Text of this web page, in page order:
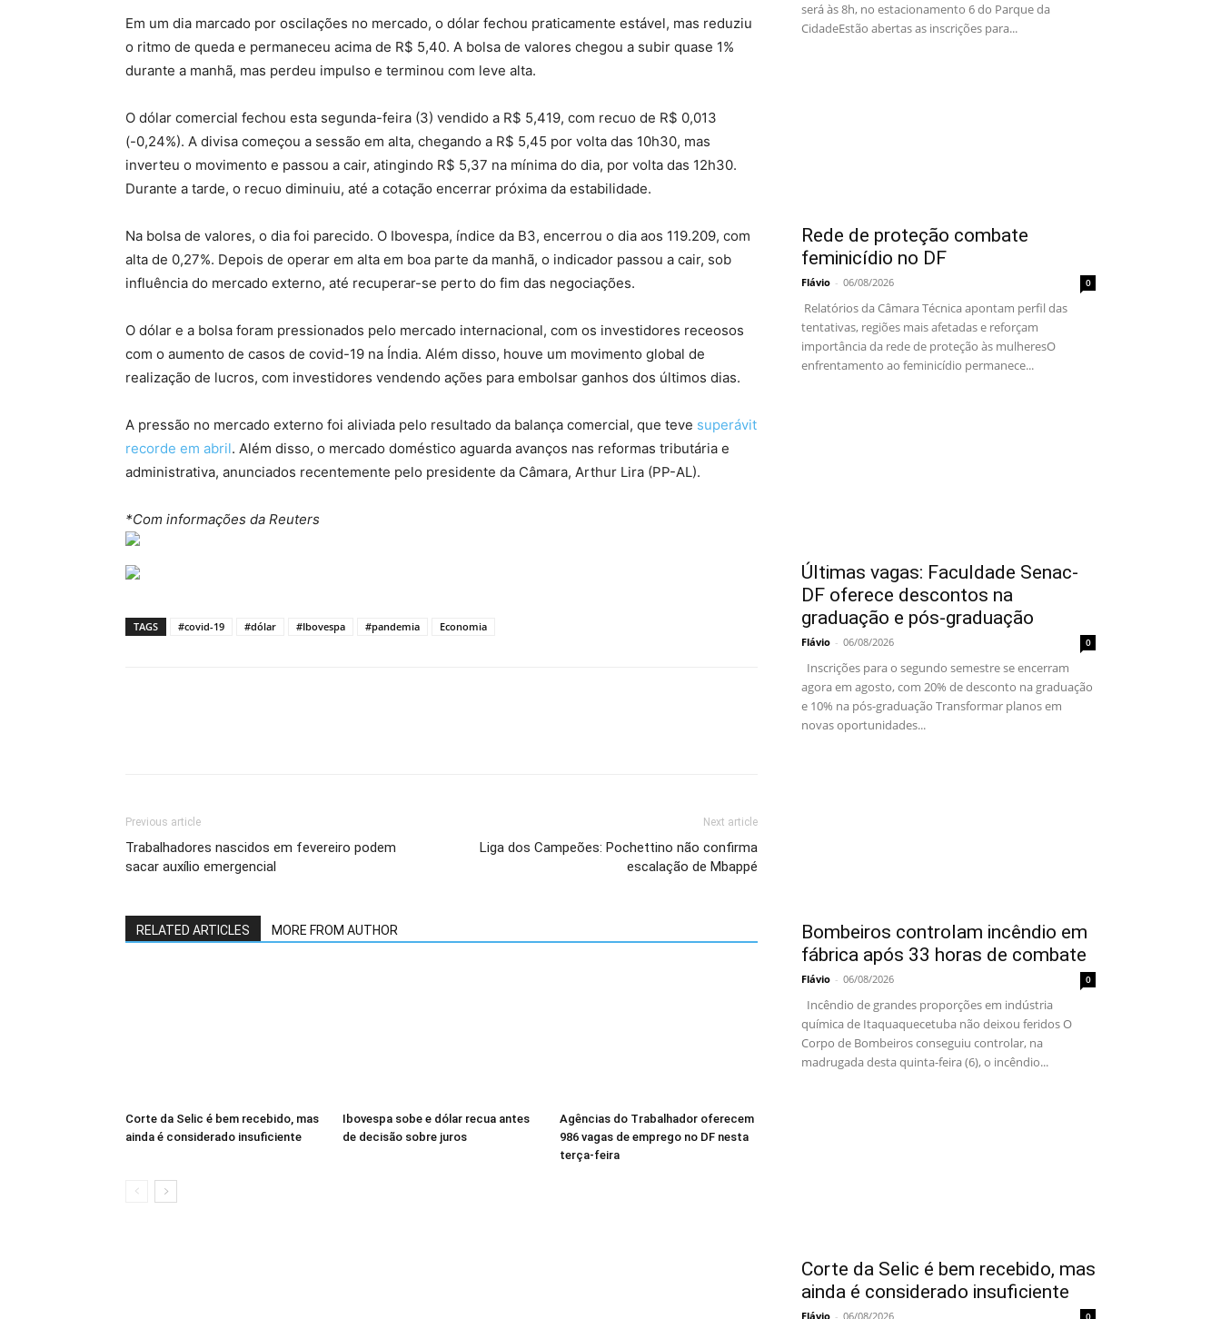
Em um dia marcado por oscilações no mercado, o dólar fechou praticamente estável, mas reduziu
o ritmo de queda e permaneceu acima de R$ 5,40. A bolsa de valores chegou a subir quase 1%
durante a manhã, mas perdeu impulso e terminou com leve alta.
O dólar comercial fechou esta segunda-feira (3) vendido a R$ 5,419, com recuo de R$ 0,013
(-0,24%). A divisa começou a sessão em alta, chegando a R$ 5,45 por volta das 10h30, mas
inverteu o movimento e passou a cair, atingindo R$ 5,37 na mínima do dia, por volta das 12h30.
Durante a tarde, o recuo diminuiu, até a cotação encerrar próxima da estabilidade.
Na bolsa de valores, o dia foi parecido. O Ibovespa, índice da B3, encerrou o dia aos 119.209, com
alta de 0,27%. Depois de operar em alta em boa parte da manhã, o indicador passou a cair, sob
influência do mercado externo, até recuperar-se perto do fim das negociações.
O dólar e a bolsa foram pressionados pelo mercado internacional, com os investidores receosos
com o aumento de casos de covid-19 na Índia. Além disso, houve um movimento global de
realização de lucros, com investidores vendendo ações para embolsar ganhos dos últimos dias.
A pressão no mercado externo foi aliviada pelo resultado da balança comercial, que teve superávit
recorde em abril. Além disso, o mercado doméstico aguarda avanços nas reformas tributária e
administrativa, anunciados recentemente pelo presidente da Câmara, Arthur Lira (PP-AL).
*Com informações da Reuters
TAGS #covid-19 #dólar #Ibovespa #pandemia Economia
Previous article
Trabalhadores nascidos em fevereiro podem
sacar auxílio emergencial
Next article
Liga dos Campeões: Pochettino não confirma
escalação de Mbappé
RELATED ARTICLES MORE FROM AUTHOR
Corte da Selic é bem recebido, mas
ainda é considerado insuficiente
Ibovespa sobe e dólar recua antes
de decisão sobre juros
Agências do Trabalhador oferecem
986 vagas de emprego no DF nesta
terça-feira
será às 8h, no estacionamento 6 do Parque da
CidadeEstão abertas as inscrições para...
Rede de proteção combate
feminicídio no DF
Flávio - 06/08/2026 0
Relatórios da Câmara Técnica apontam perfil das
tentativas, regiões mais afetadas e reforçam
importância da rede de proteção às mulheresO
enfrentamento ao feminicídio permanece...
Últimas vagas: Faculdade Senac-
DF oferece descontos na
graduação e pós-graduação
Flávio - 06/08/2026 0
Inscrições para o segundo semestre se encerram
agora em agosto, com 20% de desconto na graduação
e 10% na pós-graduação Transformar planos em
novas oportunidades...
Bombeiros controlam incêndio em
fábrica após 33 horas de combate
Flávio - 06/08/2026 0
Incêndio de grandes proporções em indústria
química de Itaquaquecetuba não deixou feridos O
Corpo de Bombeiros conseguiu controlar, na
madrugada desta quinta-feira (6), o incêndio...
Corte da Selic é bem recebido, mas
ainda é considerado insuficiente
Flávio - 06/08/2026 0